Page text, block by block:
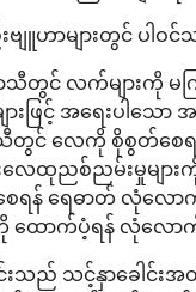
ဟာများတွင် ပါဝင်
တွင် လက်များကို မက
းဖြင့် အရေးပါသော အ
တွင် လေကို စိုစွတ်စေရ
လေထုညစ်ညမ်းမှုများကို
စေရန် ရေဓာတ် လုံလေ
ောက်ပံ့ရန် လုံလောက်
ြင်းသည် သင့်နှာခေါ